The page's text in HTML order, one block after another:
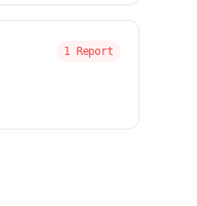
1 Report